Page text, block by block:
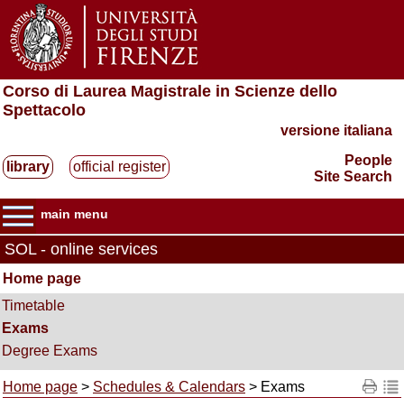
Corso di Laurea Magistrale in Scienze dello
Spettacolo
versione italiana
library official register
People
Site Search
main menu
SOL - online services
Home page
Timetable
Exams
Degree Exams
Home page > Schedules & Calendars > Exams